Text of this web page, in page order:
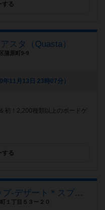
する
スタ（Quasta）
蒲原町9-9
11月13日 23時07分）
初！2,200種類以上のボードゲ
する
ボードゲームカフェ&ショップ-デザート＊スプーン(デザスプ)
１丁目５３ー２０